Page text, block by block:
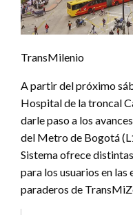
TransMilenio
A partir del próximo
Hospital de la troncal
darle paso a los
del Metro de Bogotá
Sistema ofrece
para los usuarios en
paraderos de